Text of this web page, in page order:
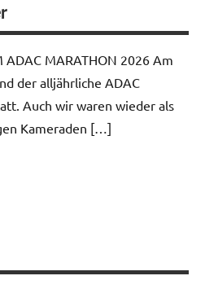
ADAC MARATHON 2026 Am
der alljährliche ADAC
Auch wir waren wieder als
Kameraden […]